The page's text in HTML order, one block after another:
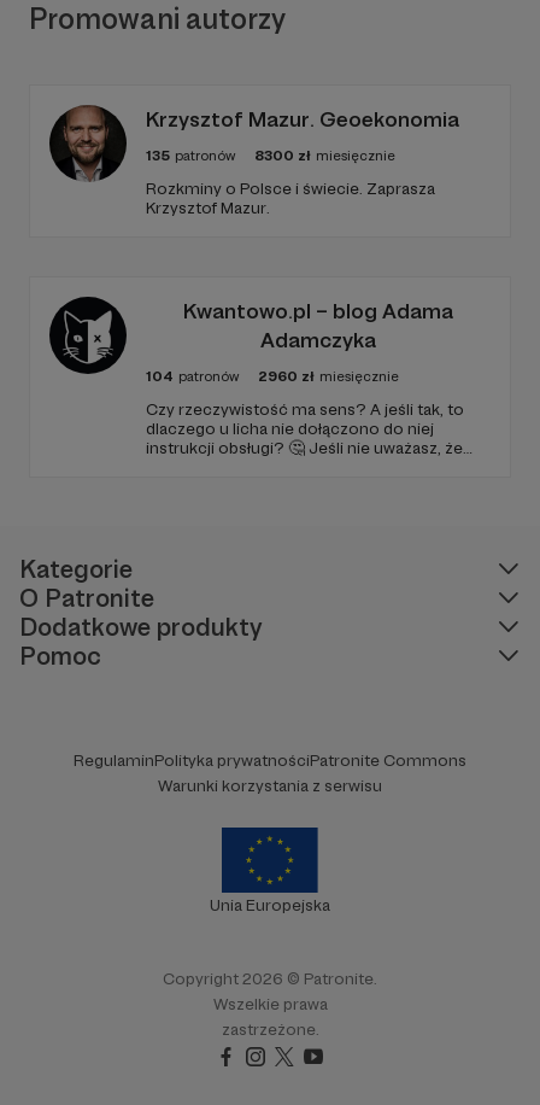
Promowani autorzy
Krzysztof Mazur. Geoekonomia
135 patronów 8300 zł miesięcznie
Rozkminy o Polsce i świecie. Zaprasza
Krzysztof Mazur.
Kwantowo.pl – blog Adama
Adamczyka
104 patronów 2960 zł miesięcznie
Czy rzeczywistość ma sens? A jeśli tak, to
dlaczego u licha nie dołączono do niej
instrukcji obsługi? 🤔 Jeśli nie uważasz, że
Kategorie
O Patronite
Dodatkowe produkty
Pomoc
RegulaminPolityka prywatnościPatronite Commons
Warunki korzystania z serwisu
Unia Europejska
Copyright 2026 © Patronite.
Wszelkie prawa
zastrzeżone.